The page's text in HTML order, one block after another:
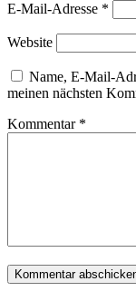
E-Mail-Adresse *
Website
Name, E-Mail-
meinen nächsten
Kommentar *